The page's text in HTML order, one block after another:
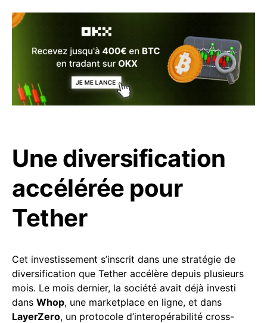
Une diversification
accélérée pour
Tether
Cet investissement s’inscrit dans une stratégie de
diversification que Tether accélère depuis plusieurs
mois. Le mois dernier, la société avait déjà investi
dans Whop, une marketplace en ligne, et dans
LayerZero, un protocole d’interopérabilité cross-